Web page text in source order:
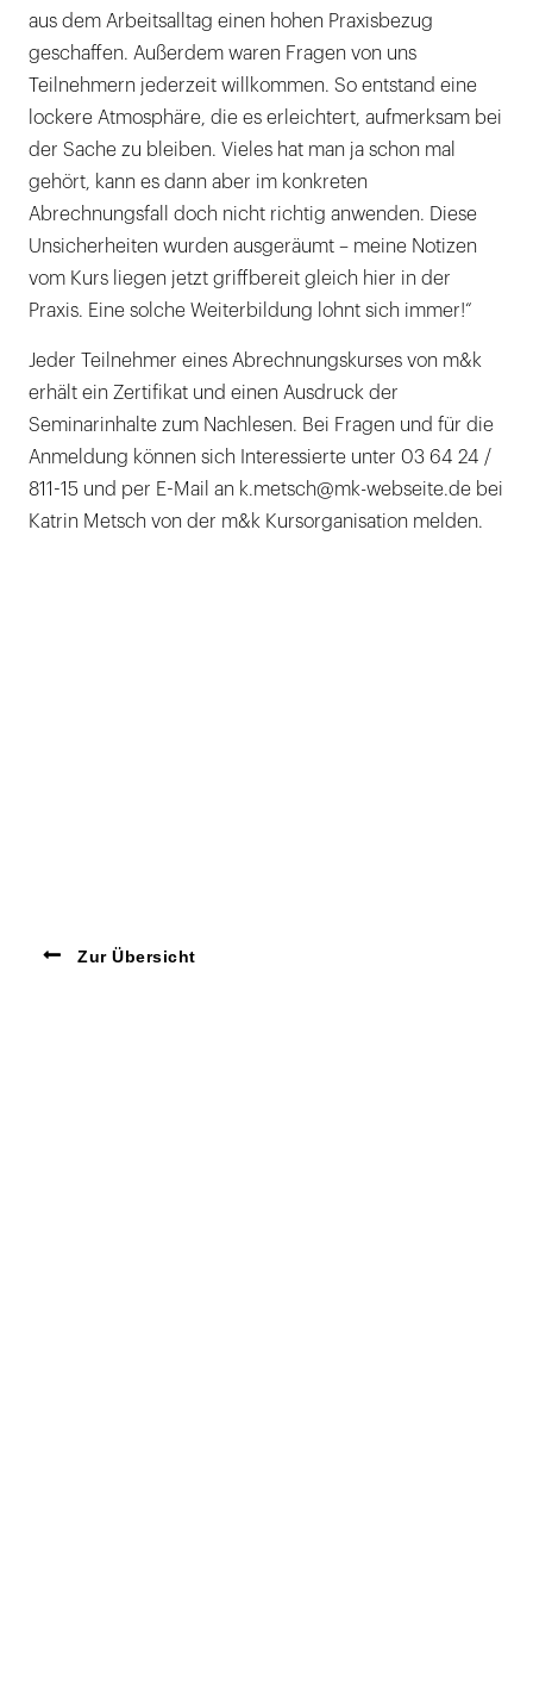
aus dem Arbeitsalltag einen hohen Praxisbezug
geschaffen. Außerdem waren Fragen von uns
Teilnehmern jederzeit willkommen. So entstand eine
lockere Atmosphäre, die es erleichtert, aufmerksam bei
der Sache zu bleiben. Vieles hat man ja schon mal
gehört, kann es dann aber im konkreten
Abrechnungsfall doch nicht richtig anwenden. Diese
Unsicherheiten wurden ausgeräumt – meine Notizen
vom Kurs liegen jetzt griffbereit gleich hier in der
Praxis. Eine solche Weiterbildung lohnt sich immer!“
Jeder Teilnehmer eines Abrechnungskurses von m&k
erhält ein Zertifikat und einen Ausdruck der
Seminarinhalte zum Nachlesen. Bei Fragen und für die
Anmeldung können sich Interessierte unter 03 64 24 /
811-15 und per E-Mail an k.metsch@mk-webseite.de bei
Katrin Metsch von der m&k Kursorganisation melden.
Zur Übersicht